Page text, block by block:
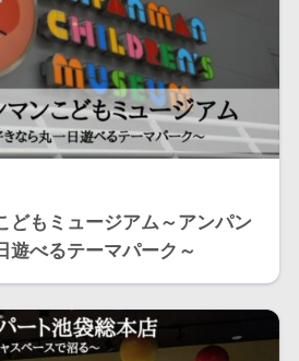
どもミュージアム～アンパン
遊べるテーマパーク～